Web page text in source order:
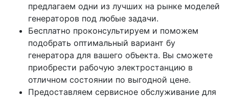
предлагаем одни из лучших на рынке моделей
генераторов под любые задачи.
Бесплатно проконсультируем и поможем
подобрать оптимальный вариант бу
генератора для вашего объекта. Вы сможете
приобрести рабочую электростанцию в
отличном состоянии по выгодной цене.
Предоставляем сервисное обслуживание для